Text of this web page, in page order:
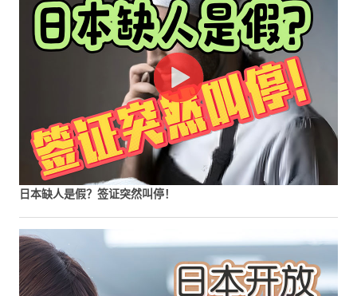
日本缺人是假？签证突然叫停！